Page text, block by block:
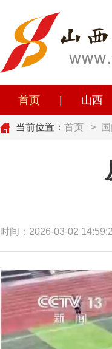
首页 山西
当前位置： 首页 >
时间：2026-03-02